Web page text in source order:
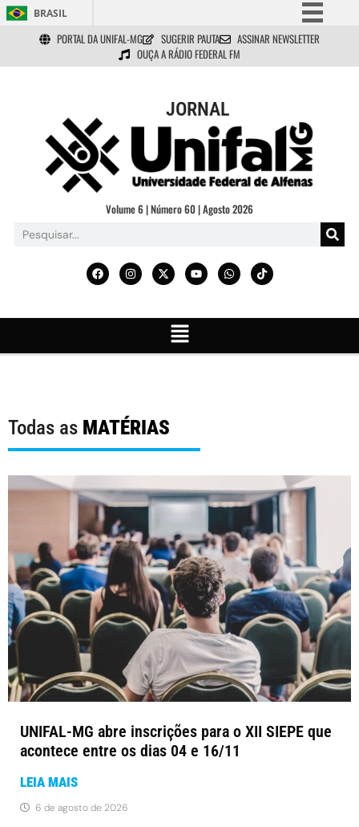
BRASIL
Simplifique!
Comunica BR
Acesso à informação
Legislação
Canais
PORTAL DA UNIFAL-MG SUGERIR PAUTA
ASSINAR NEWSLETTER
OUÇA A RÁDIO FEDERAL FM
JORNAL
Volume 6 | Número 60 | Agosto 2026
Todas as MATÉRIAS
UNIFAL-MG abre inscrições para o XII SIEPE que
acontece entre os dias 04 e 16/11
LEIA MAIS
6 de agosto de 2026